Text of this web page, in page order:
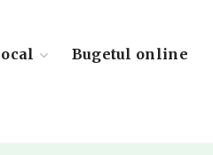
Bugetul online